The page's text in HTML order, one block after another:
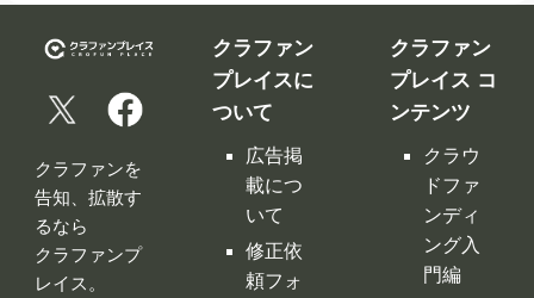
クラファンを
告知、拡散す
るなら
クラファンプ
レイス。
クラファン
プレイスに
ついて
広告掲
載につ
いて
修正依
頼フォ
クラファン
プレイス コ
ンテンツ
クラウ
ドファ
ンディ
ング入
門編